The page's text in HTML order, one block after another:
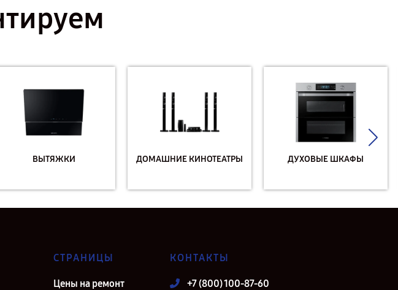
ВЫТЯЖКИ ДОМАШНИЕ КИНОТЕАТРЫ ДУХОВЫЕ ШКАФЫ
СТРАНИЦЫ
Цены на ремонт
КОНТАКТЫ
+7 (800) 100-87-60